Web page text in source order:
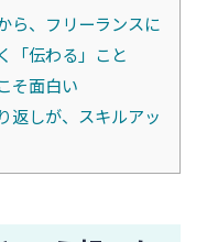
ら、フリーランスに
「伝わる」こと
そ面白い
返しが、スキルアッ